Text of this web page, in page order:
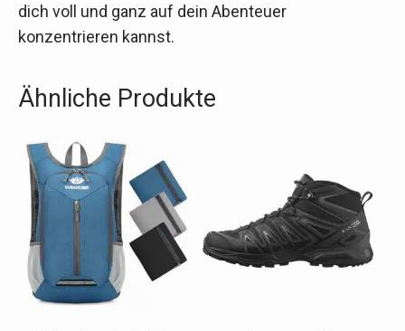
dich voll und ganz auf dein Abenteuer
konzentrieren kannst.
Ähnliche Produkte